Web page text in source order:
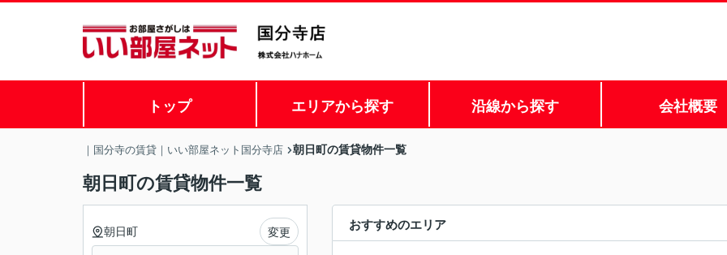
トップ エリアから探す 沿線から探す 会社概要
｜国分寺の賃貸｜いい部屋ネット国分寺店 朝日町の賃貸物件一覧
朝日町の賃貸物件一覧
おすすめのエリア
朝日町 変更